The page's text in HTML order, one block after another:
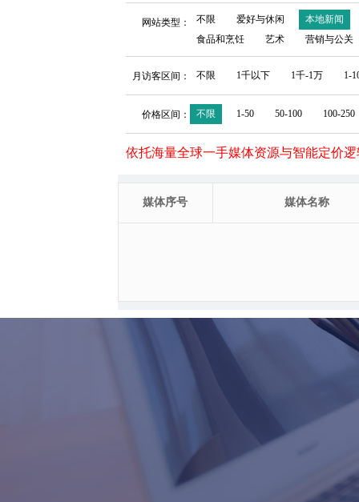
网站类型： 不限 爱好与休闲
本地新闻
食品和烹饪
艺术 营销与公关
月访客区间： 不限 1千以下 1千-1万 1-
价格区间： 不限 1-50 50-100 100-250
依托海量全球一手媒体资源与智能定价
媒体序号 媒体名称